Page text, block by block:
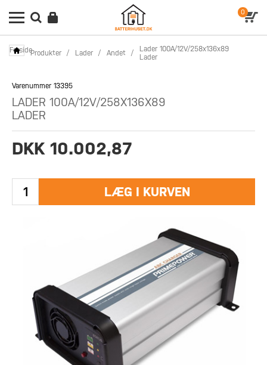
0
ForsideProdukter / Lader / Andet /
Lader 100A/12V/258x136x89
Lader
Varenummer 13395
LADER 100A/12V/258X136X89
LADER
DKK 10.002,87